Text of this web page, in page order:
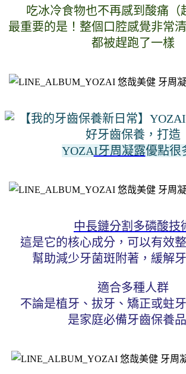
吃冰冷食物也不再感到酸痛（
最重要的是！整個口腔感覺非常
都被趕跑了一樣
YOZAI牙周凝露優點很
中長鏈分割多磷酸技
這是它的核心成分，可以有效
幫助減少牙菌斑附著，緩解
適合多種人群
不論是植牙、拔牙、矯正或蛀
是家庭必備牙齒保養品